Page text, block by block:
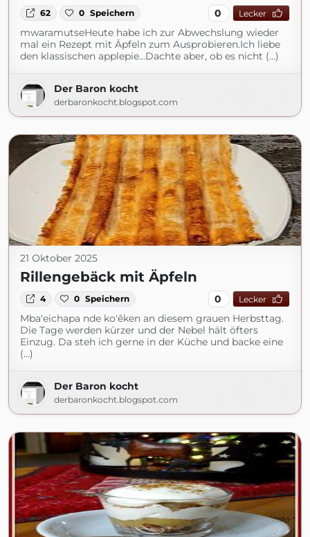
62 0 Speichern 0 Lecker
mwaramutseHeute habe ich zur Abwechslung wieder
mal ein Rezept mit Äpfeln zum Ausprobieren.Ich liebe
den klassischen applepie...Dachte aber, ob es nicht (...)
Der Baron kocht
derbaronkocht.blogspot.com
21 Oktober 2025
Rillengebäck mit Äpfeln
4 0 Speichern 0 Lecker
Mba'eichapa nde ko'êken an diesem grauen Herbsttag.
Die Tage werden kürzer und der Nebel hält öfters
Einzug. Da steh ich gerne in der Küche und backe eine
(...)
Der Baron kocht
derbaronkocht.blogspot.com